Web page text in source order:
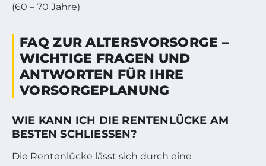
(60 – 70 Jahre)
FAQ ZUR ALTERSVORSORGE –
WICHTIGE FRAGEN UND
ANTWORTEN FÜR IHRE
VORSORGEPLANUNG
WIE KANN ICH DIE RENTENLÜCKE AM
BESTEN SCHLIESSEN?
Die Rentenlücke lässt sich durch eine